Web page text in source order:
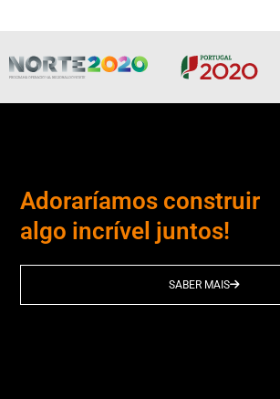
Adoraríamos construir
algo incrível juntos!
SABER MAIS